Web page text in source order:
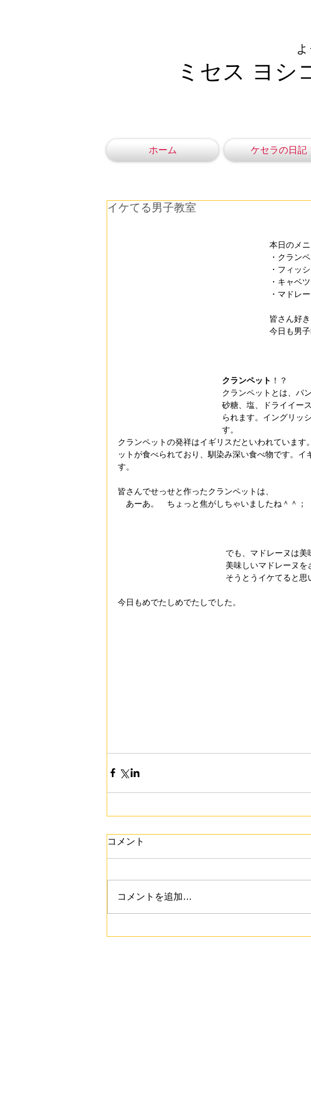
よ
ミセス ヨシ
ホーム ケセラの日記
イケてる男子教室
本日のメ
・クラン
・フィッ
・キャベ
・マドレ
皆さん好
今日も男
クランペット ！？
クランペットとは、パ
砂糖、塩、ドライイー
られます。イングリッ
す。
クランペットの発祥はイギリスだといわれていま
ットが食べられており、馴染み深い食べ物です。
す。
皆さんでせっせと作ったクランペットは、
あーあ。　ちょっと焦がしちゃいましたね＾＾；
でも、マドレーヌは美
美味しいマドレーヌを
そうとうイケてると思
今日もめでたしめでたしでした。
コメント
コメントを追加…